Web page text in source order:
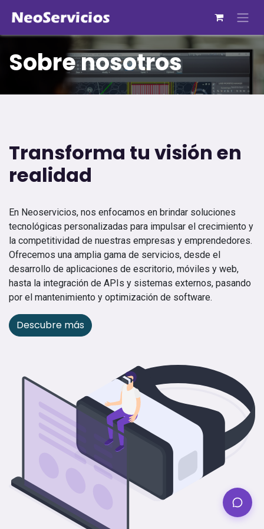
Sobre nosotros
Transforma tu visión en
realidad
En Neoservicios, nos enfocamos en brindar soluciones
tecnológicas personalizadas para impulsar el crecimiento y
la competitividad de nuestras empresas y emprendedores.
Ofrecemos una amplia gama de servicios, desde el
desarrollo de aplicaciones de escritorio, móviles y web,
hasta la integración de APIs y sistemas externos, pasando
por el mantenimiento y optimización de software.
Descubre más